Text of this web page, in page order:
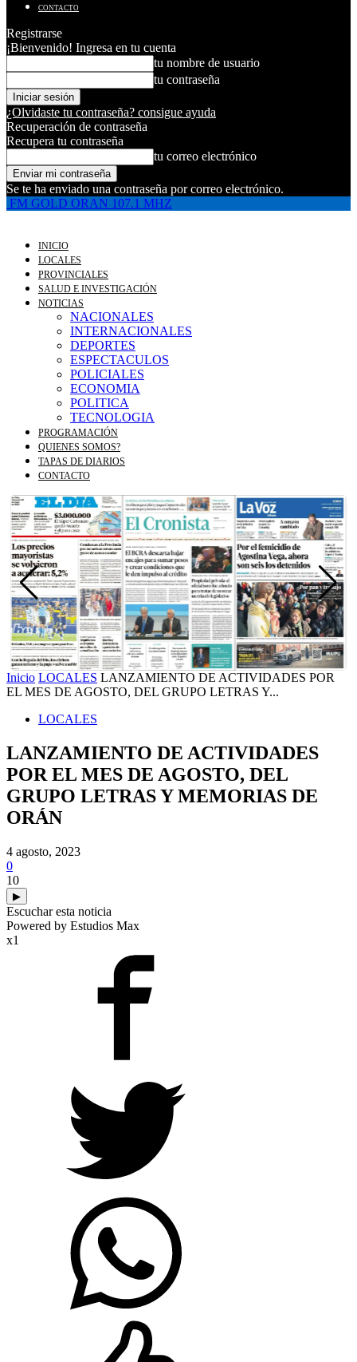
CONTACTO
Registrarse
¡Bienvenido! Ingresa en tu cuenta
tu nombre de usuario
tu contraseña
¿Olvidaste tu contraseña? consigue ayuda
Recuperación de contraseña
Recupera tu contraseña
tu correo electrónico
Se te ha enviado una contraseña por correo electrónico.
FM GOLD ORAN 107.1 MHZ
INICIO
LOCALES
PROVINCIALES
SALUD E INVESTIGACIÓN
NOTICIAS
NACIONALES
INTERNACIONALES
DEPORTES
ESPECTACULOS
POLICIALES
ECONOMIA
POLITICA
TECNOLOGIA
PROGRAMACIÓN
QUIENES SOMOS?
TAPAS DE DIARIOS
CONTACTO
Inicio LOCALES LANZAMIENTO DE ACTIVIDADES POR
EL MES DE AGOSTO, DEL GRUPO LETRAS Y...
LOCALES
LANZAMIENTO DE ACTIVIDADES
POR EL MES DE AGOSTO, DEL
GRUPO LETRAS Y MEMORIAS DE
ORÁN
4 agosto, 2023
0
10
▶
Escuchar esta noticia
Powered by Estudios Max
x1